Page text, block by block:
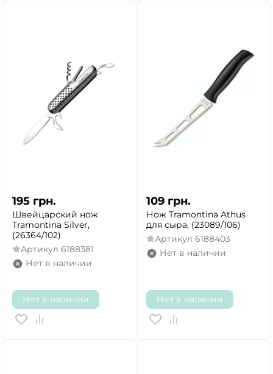
195 грн.
Швейцарский нож
Tramontina Silver,
(26364/102)
Артикул 6188381
Нет в наличии
Нет в наличии
109 грн.
Нож Tramontina Athus
для сыра, (23089/106)
Артикул 6188403
Нет в наличии
Нет в наличии